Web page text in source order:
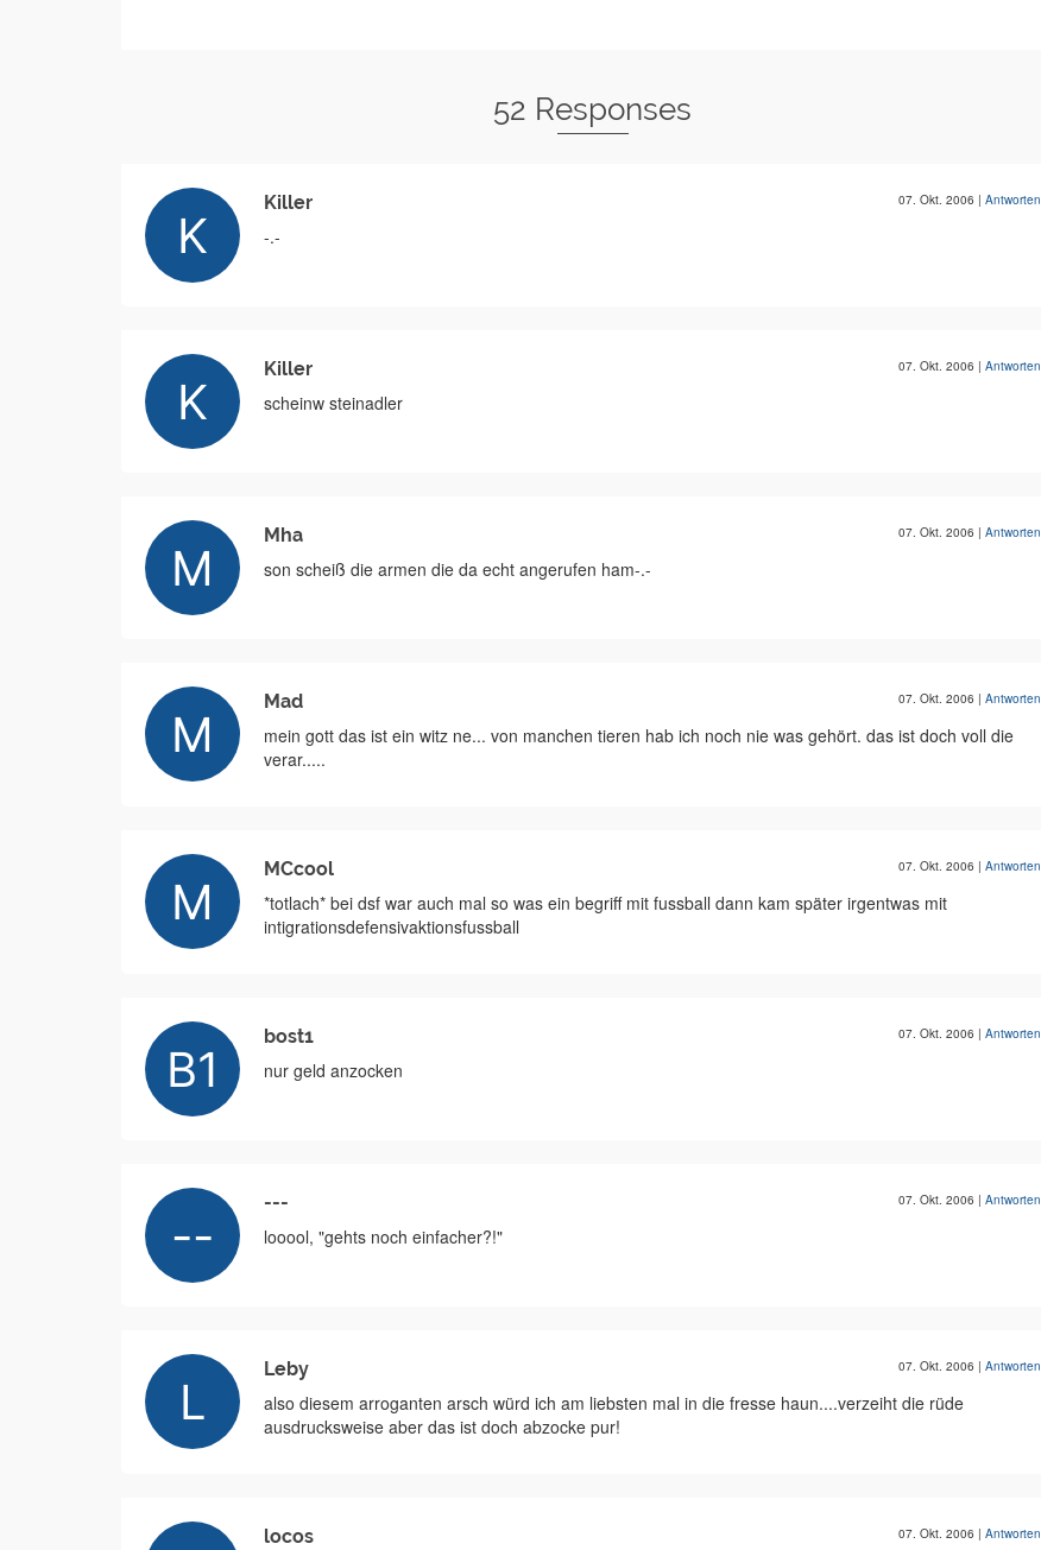
52 Responses
Killer 07. Okt. 2006 | Antworten
-.-
Killer 07. Okt. 2006 | Antworten
scheinw steinadler
Mha 07. Okt. 2006 | Antworten
son scheiß die armen die da echt angerufen ham-.-
Mad 07. Okt. 2006 | Antworten
mein gott das ist ein witz ne... von manchen tieren hab ich noch nie was gehört. das ist doch voll die
verar.....
MCcool 07. Okt. 2006 | Antworten
*totlach* bei dsf war auch mal so was ein begriff mit fussball dann kam später irgentwas mit
intigrationsdefensivaktionsfussball
bost1 07. Okt. 2006 | Antworten
nur geld anzocken
--- 07. Okt. 2006 | Antworten
looool, "gehts noch einfacher?!"
Leby 07. Okt. 2006 | Antworten
also diesem arroganten arsch würd ich am liebsten mal in die fresse haun....verzeiht die rüde
ausdrucksweise aber das ist doch abzocke pur!
locos 07. Okt. 2006 | Antworten